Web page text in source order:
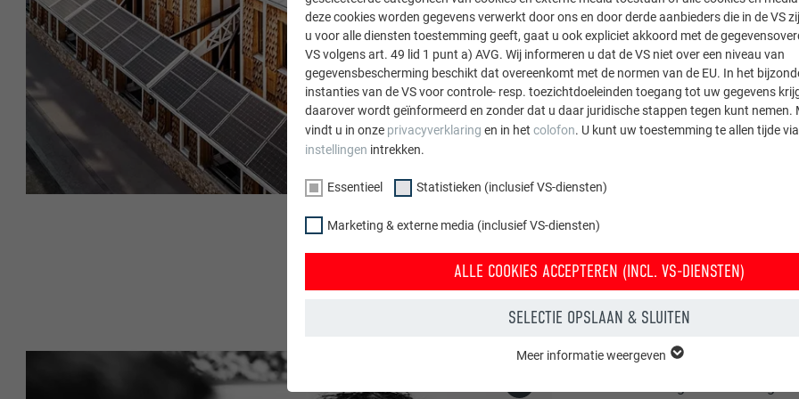
dak. Maar het moet
perfect past bij de
architect van het
voldoen en dus viel de
uitvoering vond plaats
beste oplossing te
Benoit Brisset was de
verantwoordelijk was
er negen maanden
deze cookies worden gegevens verwerkt door ons en door derde aanbieders die in de VS
u voor alle diensten toestemming geeft, gaat u ook expliciet akkoord met de
VS volgens art. 49 lid 1 punt a) AVG. Wij informeren u dat de VS niet over een niveau van
gegevensbescherming beschikt dat overeenkomt met de normen van de EU. In het
instanties van de VS voor controle- resp. toezichtdoeleinden toegang tot uw gegevens
daarover wordt geïnformeerd en zonder dat u daar juridische stappen tegen kunt nemen.
vindt u in onze privacyverklaring en in het colofon. U kunt uw toestemming te allen tijde
instellingen intrekken.
Essentieel Statistieken (inclusief VS-diensten)
Marketing & externe media (inclusief VS-diensten)
ALLE COOKIES ACCEPTEREN (INCL. VS-DIENSTEN)
SELECTIE OPSLAAN & SLUITEN
Meer informatie weergeven